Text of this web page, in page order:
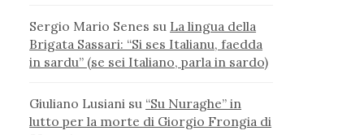
Sergio Mario Senes su La lingua della
Brigata Sassari: “Si ses Italianu, faedda
in sardu” (se sei Italiano, parla in sardo)
Giuliano Lusiani su “Su Nuraghe” in
lutto per la morte di Giorgio Frongia di